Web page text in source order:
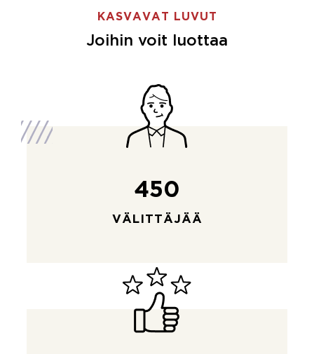
KASVAVAT LUVUT
Joihin voit luottaa
450
VÄLITTÄJÄÄ